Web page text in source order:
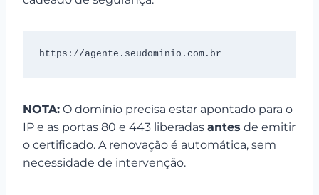
https://agente.seudominio.com.br
NOTA: O domínio precisa estar apontado para o
IP e as portas 80 e 443 liberadas antes de emitir
o certificado. A renovação é automática, sem
necessidade de intervenção.